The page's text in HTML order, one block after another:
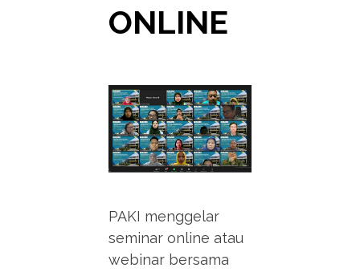
ONLINE
PAKI menggelar
seminar online atau
webinar bersama